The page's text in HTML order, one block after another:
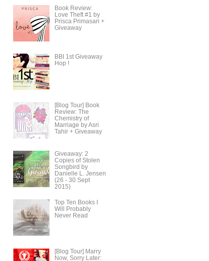
Book Review:
Love Theft #1 by
Prisca Primasari +
Giveaway
BBI 1st Giveaway
Hop !
[Blog Tour] Book
Review: The
Chemistry of
Marriage by Asri
Tahir + Giveaway
Giveaway: 2
Copies of Stolen
Songbird by
Danielle L. Jensen
(26 - 30 Sept
2015)
Top Ten Books I
Will Probably
Never Read
[Blog Tour] Marry
Now, Sorry Later: